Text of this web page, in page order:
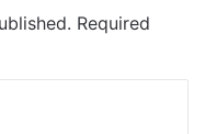
Required